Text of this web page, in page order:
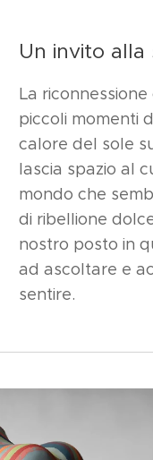
Un invito alla
La
piccoli momenti
calore del sole
lascia spazio al
mondo che
di ribellione
nostro posto in
ad ascoltare e
sentire.